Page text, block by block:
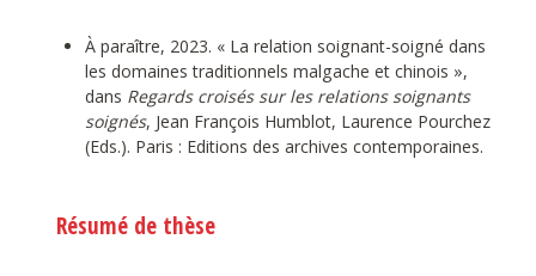
À paraître, 2023. « La relation soignant-soigné dans
les domaines traditionnels malgache et chinois »,
dans Regards croisés sur les relations soignants
soignés, Jean François Humblot, Laurence Pourchez
(Eds.). Paris : Editions des archives contemporaines.
Résumé de thèse